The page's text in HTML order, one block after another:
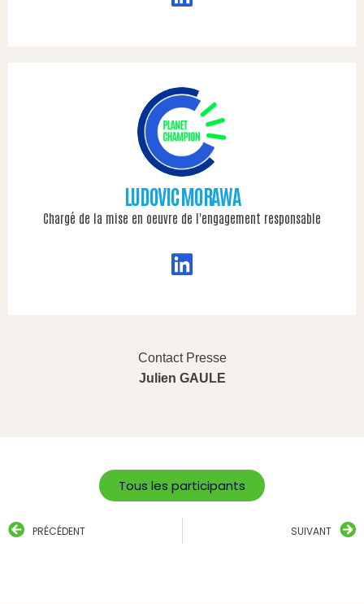
LUDOVIC MORAWA
Chargé de la mise en oeuvre de l'engagement responsable
Contact Presse
Julien GAULE
Tous les participants
PRÉCÉDENT SUIVANT